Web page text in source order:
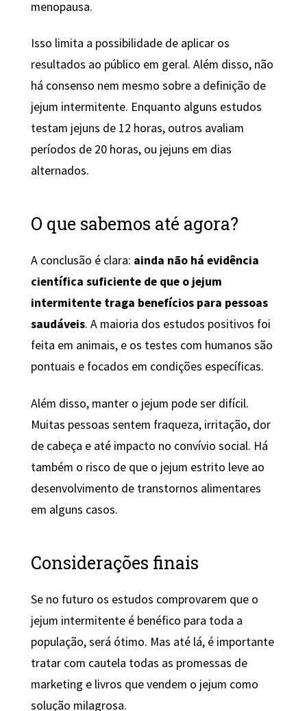
menopausa.
Isso limita a possibilidade de aplicar os
resultados ao público em geral. Além disso, não
há consenso nem mesmo sobre a definição de
jejum intermitente. Enquanto alguns estudos
testam jejuns de 12 horas, outros avaliam
períodos de 20 horas, ou jejuns em dias
alternados.
O que sabemos até agora?
A conclusão é clara: ainda não há evidência
científica suficiente de que o jejum
intermitente traga benefícios para pessoas
saudáveis. A maioria dos estudos positivos foi
feita em animais, e os testes com humanos são
pontuais e focados em condições específicas.
Além disso, manter o jejum pode ser difícil.
Muitas pessoas sentem fraqueza, irritação, dor
de cabeça e até impacto no convívio social. Há
também o risco de que o jejum estrito leve ao
desenvolvimento de transtornos alimentares
em alguns casos.
Considerações finais
Se no futuro os estudos comprovarem que o
jejum intermitente é benéfico para toda a
população, será ótimo. Mas até lá, é importante
tratar com cautela todas as promessas de
marketing e livros que vendem o jejum como
solução milagrosa.